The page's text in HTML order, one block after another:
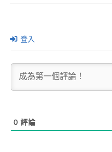
登入
0 評論